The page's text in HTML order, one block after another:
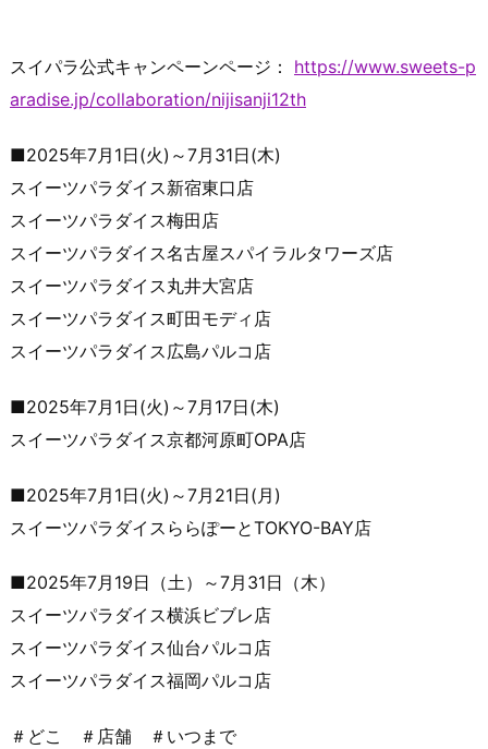
スイパラ公式キャンペーンページ：
https://www.sweets-p
aradise.jp/collaboration/nijisanji12th
■2025年7月1日(火)～7月31日(木)
スイーツパラダイス新宿東口店
スイーツパラダイス梅田店
スイーツパラダイス名古屋スパイラルタワーズ店
スイーツパラダイス丸井大宮店
スイーツパラダイス町田モディ店
スイーツパラダイス広島パルコ店
■2025年7月1日(火)～7月17日(木)
スイーツパラダイス京都河原町OPA店
■2025年7月1日(火)～7月21日(月)
スイーツパラダイスららぽーとTOKYO-BAY店
■2025年7月19日（土）～7月31日（木）
スイーツパラダイス横浜ビブレ店
スイーツパラダイス仙台パルコ店
スイーツパラダイス福岡パルコ店
＃どこ ＃店舗 ＃いつまで